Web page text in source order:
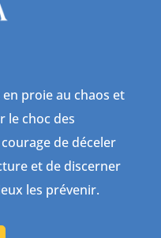
proie au chaos et
le choc des
de déceler
et de discerner
les prévenir.